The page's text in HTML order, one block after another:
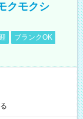
クモクシ
ブランクOK